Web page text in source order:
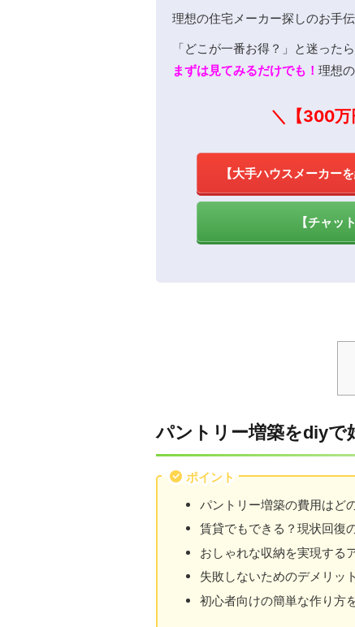
理想の住宅メーカー探しのお手
「どこが一番お得？」と迷ったら
まずは見てみるだけでも！ 理想
＼【300万
【大手ハウスメーカー
【チャッ
パントリー増築をdiyで
ポイント
パントリー増築の費用はど
賃貸でもできる？現状回復
おしゃれな収納を実現する
失敗しないためのデメリッ
初心者向けの簡単な作り方